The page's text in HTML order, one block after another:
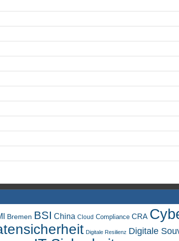
Bremen BSI China Cloud Compliance CRA
Digitale Resilienz Digitale